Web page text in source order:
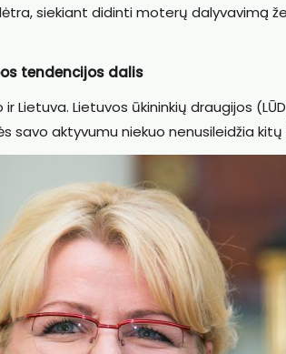
siekiant didinti moterų dalyvavimą
tendencijos dalis
Lietuva. Lietuvos ūkininkių draugijos
savo aktyvumu niekuo nenusileidžia